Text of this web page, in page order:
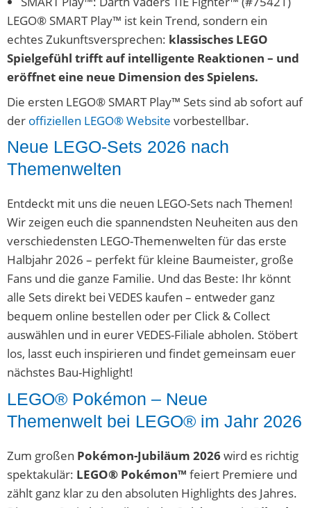
LEGO® SMART Play™ ist kein Trend, sondern ein
echtes Zukunftsversprechen: klassisches LEGO
Spielgefühl trifft auf intelligente Reaktionen – und
eröffnet eine neue Dimension des Spielens.
Die ersten LEGO® SMART Play™ Sets sind ab sofort auf
der offiziellen LEGO® Website vorbestellbar.
Neue LEGO-Sets 2026 nach
Themenwelten
Entdeckt mit uns die neuen LEGO-Sets nach Themen!
Wir zeigen euch die spannendsten Neuheiten aus den
verschiedensten LEGO-Themenwelten für das erste
Halbjahr 2026 – perfekt für kleine Baumeister, große
Fans und die ganze Familie. Und das Beste: Ihr könnt
alle Sets direkt bei VEDES kaufen – entweder ganz
bequem online bestellen oder per Click & Collect
auswählen und in eurer VEDES-Filiale abholen. Stöbert
los, lasst euch inspirieren und findet gemeinsam euer
nächstes Bau-Highlight!
LEGO® Pokémon – Neue
Themenwelt bei LEGO® im Jahr 2026
Zum großen Pokémon-Jubiläum 2026wird es richtig
spektakulär: LEGO® Pokémon™ feiert Premiere und
zählt ganz klar zu den absoluten Highlights des Jahres.